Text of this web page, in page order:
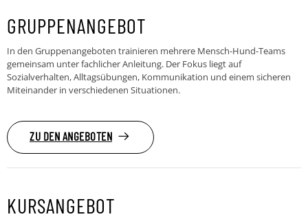
GRUPPENANGEBOT
In den Gruppenangeboten trainieren mehrere Mensch-Hund-Teams
gemeinsam unter fachlicher Anleitung. Der Fokus liegt auf
Sozialverhalten, Alltagsübungen, Kommunikation und einem sicheren
Miteinander in verschiedenen Situationen.
ZU DEN ANGEBOTEN
KURSANGEBOT